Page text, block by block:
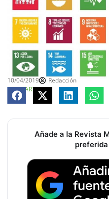
10/04/2019
Redacción
COMPARTE
Añade a la Revista